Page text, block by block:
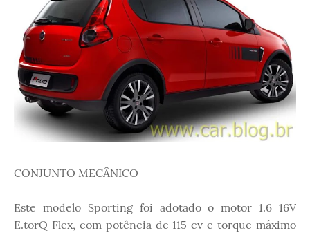
CONJUNTO MECÂNICO
Este modelo Sporting foi adotado o motor 1.6 16V
E.torQ Flex, com potência de 115 cv e torque máximo